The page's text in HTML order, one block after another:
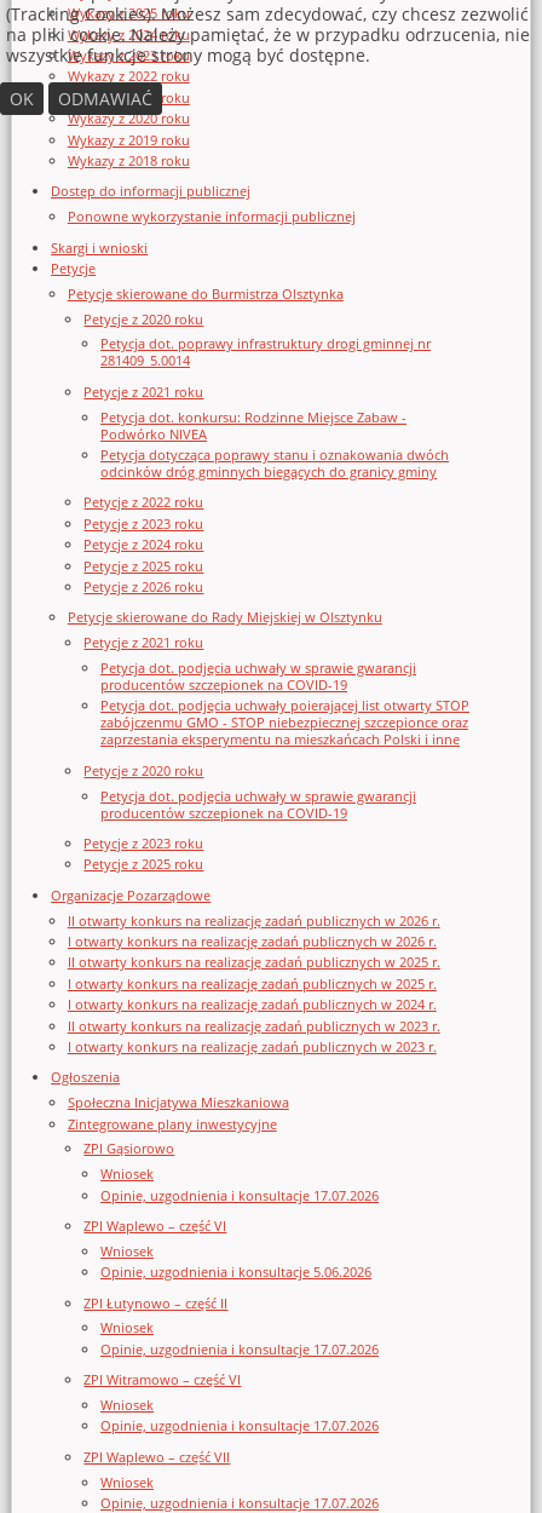
Wykazy z 2025 roku
Wykazy z 2024 roku
Wykazy z 2023 roku
Wykazy z 2022 roku
Wykazy z 2021 roku
Wykazy z 2020 roku
Wykazy z 2019 roku
Wykazy z 2018 roku
Dostęp do informacji publicznej
Ponowne wykorzystanie informacji publicznej
Skargi i wnioski
Petycje
Petycje skierowane do Burmistrza Olsztynka
Petycje z 2020 roku
Petycja dot. poprawy infrastruktury drogi gminnej nr
281409_5.0014
Petycje z 2021 roku
Petycja dot. konkursu: Rodzinne Miejsce Zabaw -
Podwórko NIVEA
Petycja dotycząca poprawy stanu i oznakowania dwóch
odcinków dróg gminnych biegących do granicy gminy
Petycje z 2022 roku
Petycje z 2023 roku
Petycje z 2024 roku
Petycje z 2025 roku
Petycje z 2026 roku
Petycje skierowane do Rady Miejskiej w Olsztynku
Petycje z 2021 roku
Petycja dot. podjęcia uchwały w sprawie gwarancji
producentów szczepionek na COVID-19
Petycja dot. podjęcia uchwały poierającej list otwarty STOP
zabójczenmu GMO - STOP niebezpiecznej szczepionce oraz
zaprzestania eksperymentu na mieszkańcach Polski i inne
Petycje z 2020 roku
Petycja dot. podjęcia uchwały w sprawie gwarancji
producentów szczepionek na COVID-19
Petycje z 2023 roku
Petycje z 2025 roku
Organizacje Pozarządowe
II otwarty konkurs na realizację zadań publicznych w 2026 r.
I otwarty konkurs na realizację zadań publicznych w 2026 r.
II otwarty konkurs na realizację zadań publicznych w 2025 r.
I otwarty konkurs na realizację zadań publicznych w 2025 r.
I otwarty konkurs na realizację zadań publicznych w 2024 r.
II otwarty konkurs na realizację zadań publicznych w 2023 r.
I otwarty konkurs na realizację zadań publicznych w 2023 r.
Ogłoszenia
Społeczna Inicjatywa Mieszkaniowa
Zintegrowane plany inwestycyjne
ZPI Gąsiorowo
Wniosek
Opinie, uzgodnienia i konsultacje 17.07.2026
ZPI Waplewo – część VI
Wniosek
Opinie, uzgodnienia i konsultacje 5.06.2026
ZPI Łutynowo – część II
Wniosek
Opinie, uzgodnienia i konsultacje 17.07.2026
ZPI Witramowo – część VI
Wniosek
Opinie, uzgodnienia i konsultacje 17.07.2026
ZPI Waplewo – część VII
Wniosek
Opinie, uzgodnienia i konsultacje 17.07.2026
(Tracking Cookies). Możesz sam zdecydować, czy chcesz zezwolić
na pliki cookie. Należy pamiętać, że w przypadku odrzucenia, nie
wszystkie funkcje strony mogą być dostępne.
OK
ODMAWIAĆ